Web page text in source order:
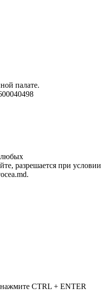
палате.
любых
разрешается при условии
CTRL + ENTER